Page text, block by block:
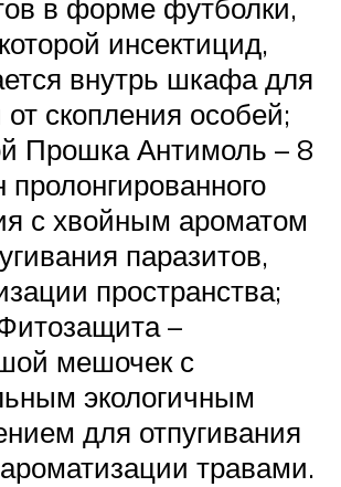
в форме футболки,
инсектицид,
внутрь шкафа для
скопления особей;
Прошка Антимоль – 8
пролонгированного
с хвойным ароматом
паразитов,
пространства;
–
мешочек с
экологичным
для отпугивания
травами.